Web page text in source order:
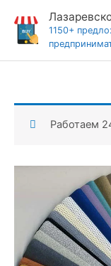
содержимому
1150+
Работаем